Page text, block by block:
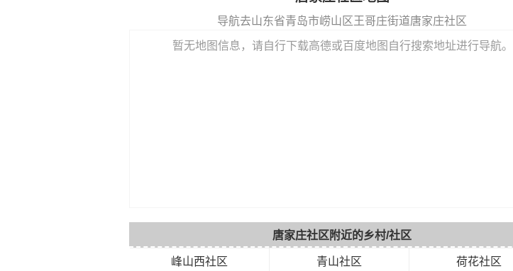
导航去山东省青岛市崂山区王哥庄街道唐家庄社区
暂无地图信息，请自行下载高德或百度地图自行搜索地址进行导航。
唐家庄社区附近的乡村/社区
峰山西社区 青山社区
荷花社区